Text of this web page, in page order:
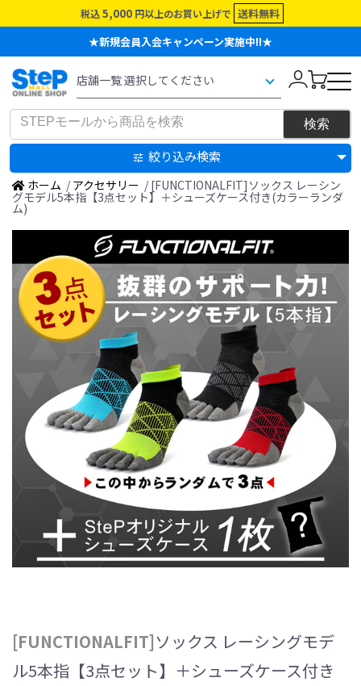
税込 5,000 円以上のお買い上げで 送料無料
★新規会員入会キャンペーン実施中!!★
絞り込み検索
ホーム / アクセサリー / [FUNCTIONALFIT]ソックス レーシン
グモデル5本指【3点セット】＋シューズケース付き(カラーランダ
ム)
[FUNCTIONALFIT]ソックス レーシングモデ
ル5本指【3点セット】＋シューズケース付き